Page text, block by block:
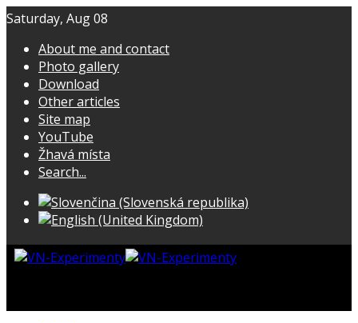
Saturday, Aug 08
About me and contact
Photo gallery
Download
Other articles
Site map
YouTube
Žhavá místa
Search...